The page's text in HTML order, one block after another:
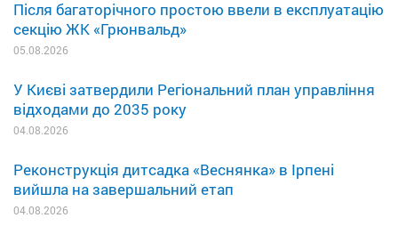
Після багаторічного простою ввели в експлуатацію
секцію ЖК «Грюнвальд»
05.08.2026
У Києві затвердили Регіональний план управління
відходами до 2035 року
04.08.2026
Реконструкція дитсадка «Веснянка» в Ірпені
вийшла на завершальний етап
04.08.2026